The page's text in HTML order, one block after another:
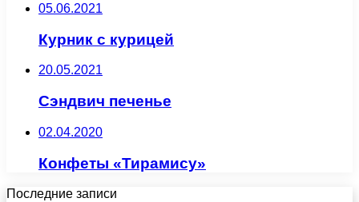
05.06.2021
Курник с курицей
20.05.2021
Сэндвич печенье
02.04.2020
Конфеты «Тирамису»
Последние записи